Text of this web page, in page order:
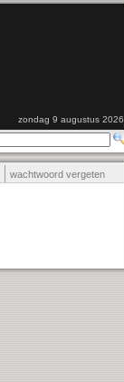
zondag 9 augustus 2026
wachtwoord vergeten